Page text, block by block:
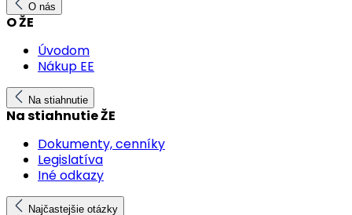
O nás
O ŽE
Úvodom
Nákup EE
Na stiahnutie
Na stiahnutie ŽE
Dokumenty, cenníky
Legislatíva
Iné odkazy
Najčastejšie otázky